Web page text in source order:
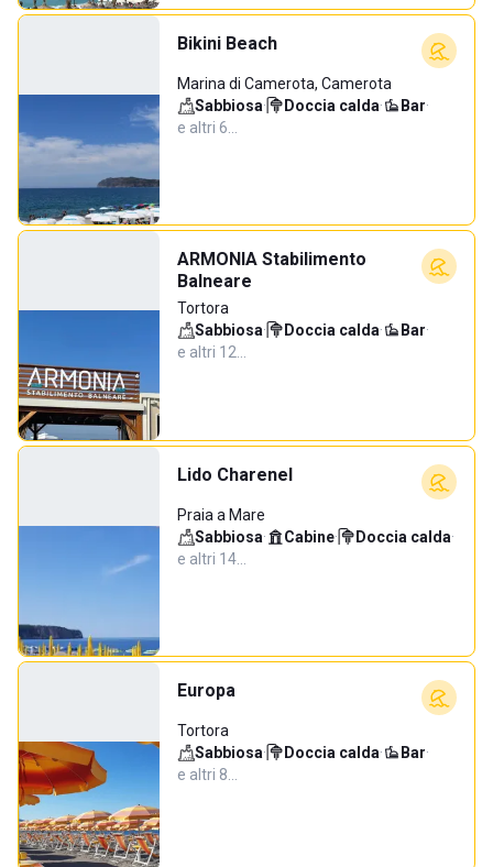
Bikini Beach
Marina di Camerota, Camerota
Sabbiosa· Doccia calda· Bar·
e altri 6…
ARMONIA Stabilimento
Balneare
Tortora
Sabbiosa· Doccia calda· Bar·
e altri 12…
Lido Charenel
Praia a Mare
Sabbiosa· Cabine· Doccia calda·
e altri 14…
Europa
Tortora
Sabbiosa· Doccia calda· Bar·
e altri 8…